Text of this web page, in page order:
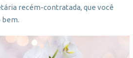
recém-contratada, que você
bem.